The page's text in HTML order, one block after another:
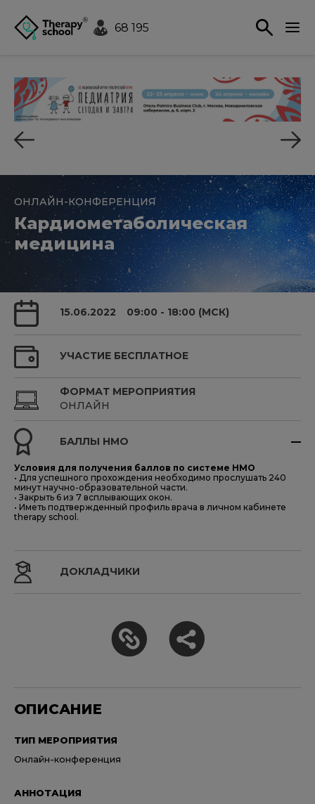
68 195
ОНЛАЙН-КОНФЕРЕНЦИЯ
Кардиометаболическая
медицина
15.06.2022 09:00 - 18:00 (МСК)
УЧАСТИЕ БЕСПЛАТНОЕ
ФОРМАТ МЕРОПРИЯТИЯ
ОНЛАЙН
БАЛЛЫ НМО
Условия для получения баллов по системе НМO
• Для успешного прохождения необходимо прослушать 240
минут научно-образовательной части.
• Закрыть 6 из 7 всплывающих окон.
• Иметь подтвержденный профиль врача в личном кабинете
therapy school.
ДОКЛАДЧИКИ
ОПИСАНИЕ
ТИП МЕРОПРИЯТИЯ
Онлайн-конференция
АННОТАЦИЯ